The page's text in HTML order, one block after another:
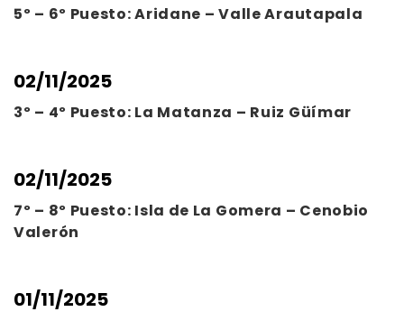
5º – 6º Puesto: Aridane – Valle Arautapala
02/11/2025
3º – 4º Puesto: La Matanza – Ruiz Güímar
02/11/2025
7º – 8º Puesto: Isla de La Gomera – Cenobio
Valerón
01/11/2025